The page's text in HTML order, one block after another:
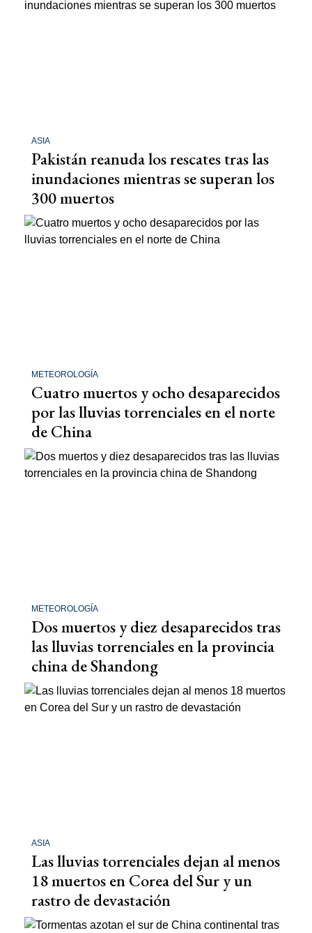
ASIA
Pakistán reanuda los rescates tras las
inundaciones mientras se superan los
300 muertos
METEOROLOGÍA
Cuatro muertos y ocho desaparecidos
por las lluvias torrenciales en el norte
de China
METEOROLOGÍA
Dos muertos y diez desaparecidos tras
las lluvias torrenciales en la provincia
china de Shandong
ASIA
Las lluvias torrenciales dejan al menos
18 muertos en Corea del Sur y un
rastro de devastación